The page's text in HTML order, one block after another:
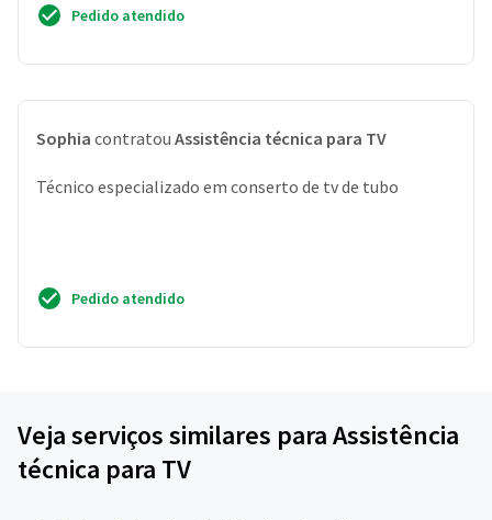
Pedido atendido
Sophia contratou Assistência técnica para TV
Técnico especializado em conserto de tv de tubo
Pedido atendido
Veja serviços similares para Assistência
técnica para TV